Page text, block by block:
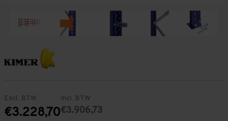
Excl. BTW
€3.228,70
Incl. BTW
€3.906,73